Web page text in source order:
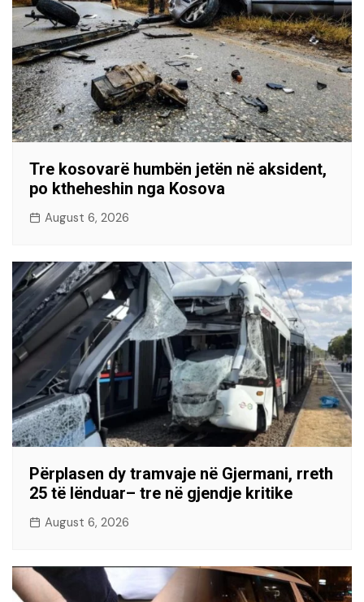
Tre kosovarë humbën jetën në aksident,
po ktheheshin nga Kosova
August 6, 2026
Përplasen dy tramvaje në Gjermani, rreth
25 të lënduar– tre në gjendje kritike
August 6, 2026